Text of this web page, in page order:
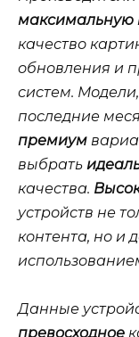
максимальную
качество
обновления и
систем.
последние
премиум
выбрать
качества.
устройств не
контента, но и
Данные
превосходное